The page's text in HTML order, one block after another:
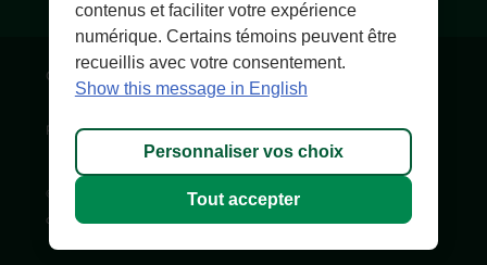
Conditions d'utilisation et notes légales
Personnaliser les témoins Accessibilité Plan du site
© 1996-
, Fédération des caisses Desjardins du Québec. Tous
droits réservés.
contenus et faciliter votre expérience
numérique. Certains témoins peuvent être
recueillis avec votre consentement.
Show this message in English
Personnaliser vos choix
Tout accepter